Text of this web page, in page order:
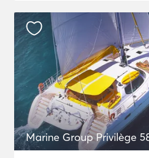
Marine Group Privilège